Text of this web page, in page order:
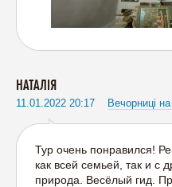
НАТАЛІЯ
11.01.2022 20:17 Вечорниці на
Тур очень понравился!
как всей семьей, так и с
природа. Весёлый гид.